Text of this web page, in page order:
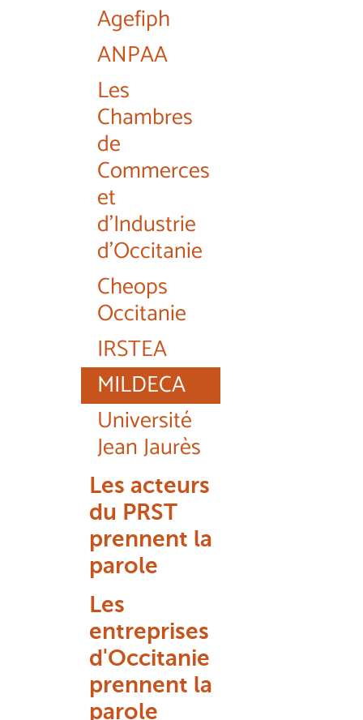
Agefiph
ANPAA
Les
Chambres
de
Commerces
et
d'Industrie
d'Occitanie
Cheops
Occitanie
IRSTEA
MILDECA
Université
Jean Jaurès
Les acteurs
du PRST
prennent la
parole
Les
entreprises
d'Occitanie
prennent la
parole